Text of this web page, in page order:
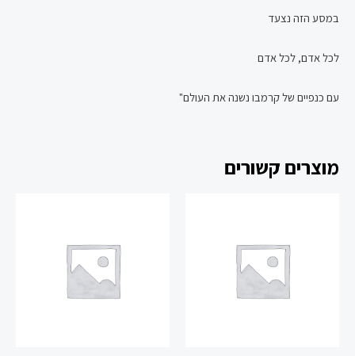
במסע הזה נצעד
לכל אדם, לכל אדם
עם כנפיים של קרמבו נשנה את העולם"
מוצרים קשורים